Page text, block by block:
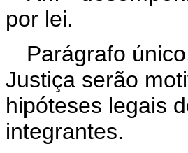
por lei.
Parágrafo
Justiça serão
hipóteses legais
integrantes.